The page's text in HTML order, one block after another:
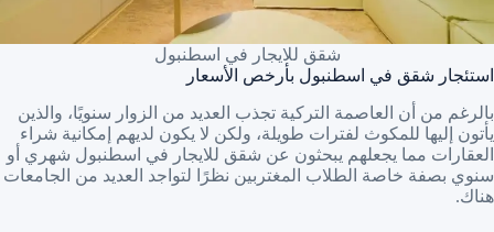
شقق للايجار في اسطنبول
استئجار شقق في اسطنبول بأرخص الأسعار
بالرغم من أن العاصمة التركية تجذب العديد من الزوار سنويًا، والذين
يأتون إليها للمكوث لفترات طويلة، ولكن لا يكون لديهم إمكانية شراء
العقارات مما يجعلهم يبحثون عن شقق للايجار في اسطنبول شهري أو
سنوي بصفة خاصة الطلاب المغتربين نظرًا لتواجد العديد من الجامعات
هناك.